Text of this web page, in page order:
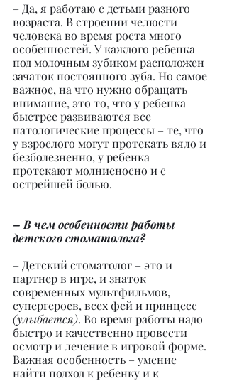
– Да, я работаю с детьми разного
возраста. В строении челюсти
человека во время роста много
особенностей. У каждого ребенка
под молочным зубиком расположен
зачаток постоянного зуба. Но самое
важное, на что нужно обращать
внимание, это то, что у ребенка
быстрее развиваются все
патологические процессы – те, что
у взрослого могут протекать вяло и
безболезненно, у ребенка
протекают молниеносно и с
острейшей болью.
– В чем особенности работы
детского стоматолога?
– Детский стоматолог – это и
партнер в игре, и знаток
современных мультфильмов,
супергероев, всех фей и принцесс
(улыбается). Во время работы надо
быстро и качественно провести
осмотр и лечение в игровой форме.
Важная особенность – умение
найти подход к ребенку и к